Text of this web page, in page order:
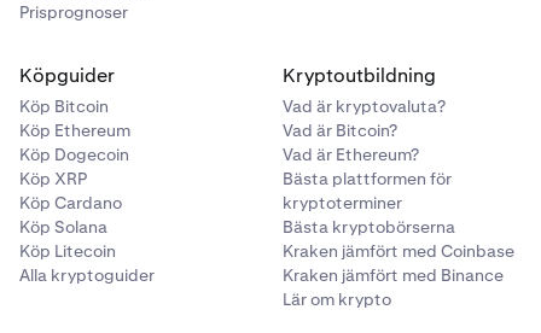
Prisprognoser
Köpguider
Köp Bitcoin
Köp Ethereum
Köp Dogecoin
Köp XRP
Köp Cardano
Köp Solana
Köp Litecoin
Alla kryptoguider
Kryptoutbildning
Vad är kryptovaluta?
Vad är Bitcoin?
Vad är Ethereum?
Bästa plattformen för
kryptoterminer
Bästa kryptobörserna
Kraken jämfört med Coinbase
Kraken jämfört med Binance
Lär om krypto